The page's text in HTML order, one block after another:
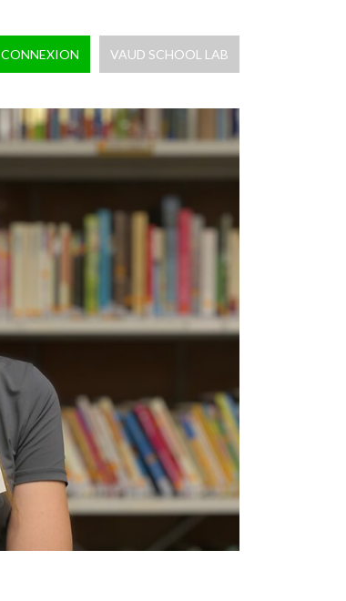
CONNEXION VAUD SCHOOL LAB